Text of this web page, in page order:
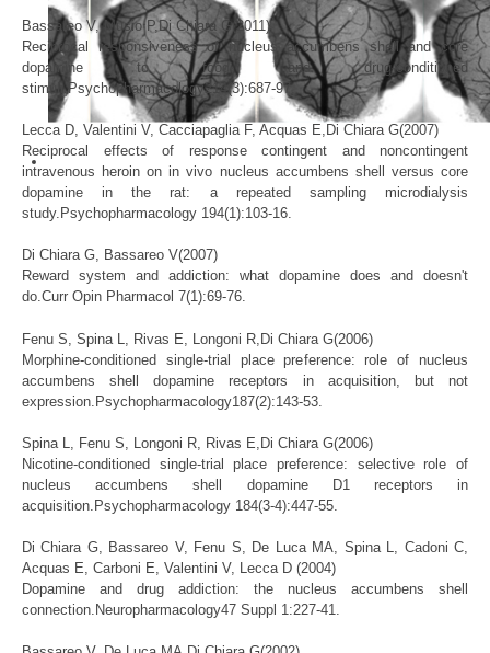
Bassareo V, Musio P,Di Chiara G(2011)
Reciprocal responsiveness of nucleus accumbens shell and core
dopamine to food- and drug-conditioned
stimuli.Psychopharmacology214(3):687-97.
Lecca D, Valentini V, Cacciapaglia F, Acquas E,Di Chiara G(2007)
Reciprocal effects of response contingent and noncontingent
intravenous heroin on in vivo nucleus accumbens shell versus core
dopamine in the rat: a repeated sampling microdialysis
study.Psychopharmacology 194(1):103-16.
Di Chiara G, Bassareo V(2007)
Reward system and addiction: what dopamine does and doesn't
do.Curr Opin Pharmacol 7(1):69-76.
Fenu S, Spina L, Rivas E, Longoni R,Di Chiara G(2006)
Morphine-conditioned single-trial place preference: role of nucleus
accumbens shell dopamine receptors in acquisition, but not
expression.Psychopharmacology187(2):143-53.
Spina L, Fenu S, Longoni R, Rivas E,Di Chiara G(2006)
Nicotine-conditioned single-trial place preference: selective role of
nucleus accumbens shell dopamine D1 receptors in
acquisition.Psychopharmacology 184(3-4):447-55.
Di Chiara G, Bassareo V, Fenu S, De Luca MA, Spina L, Cadoni C,
Acquas E, Carboni E, Valentini V, Lecca D (2004)
Dopamine and drug addiction: the nucleus accumbens shell
connection.Neuropharmacology47 Suppl 1:227-41.